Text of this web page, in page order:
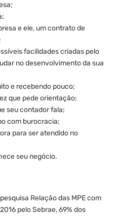
e ele, um contrato de
facilidades criadas pelo
no desenvolvimento da sua
e recebendo pouco;
que pede orientação;
seu contador fala;
com burocracia;
para ser atendido no
seu negócio.
Relação das MPE com
pelo Sebrae, 69% dos